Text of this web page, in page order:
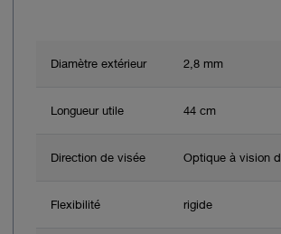
Diamètre extérieur 2,8 mm
Longueur utile 44 cm
Direction de visée Optique à vision
Flexibilité rigide